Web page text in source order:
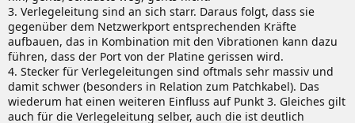
3. Verlegeleitung sind an sich starr. Daraus folgt, dass sie
gegenüber dem Netzwerkport entsprechenden Kräfte
aufbauen, das in Kombination mit den Vibrationen kann dazu
führen, dass der Port von der Platine gerissen wird.
4. Stecker für Verlegeleitungen sind oftmals sehr massiv und
damit schwer (besonders in Relation zum Patchkabel). Das
wiederum hat einen weiteren Einfluss auf Punkt 3. Gleiches gilt
auch für die Verlegeleitung selber, auch die ist deutlich